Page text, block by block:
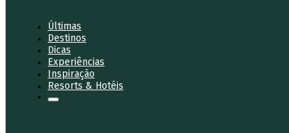
Últimas
Destinos
Dicas
Experiências
Inspiração
Resorts & Hotéis